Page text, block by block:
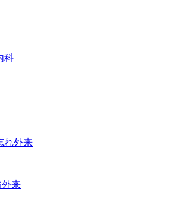
科
れ外来
来